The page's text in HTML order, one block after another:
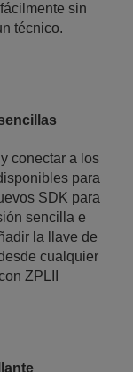
sin
técnico.
conectar a los
para
SDK para
sencilla e
la llave de
cualquier
ZPLII